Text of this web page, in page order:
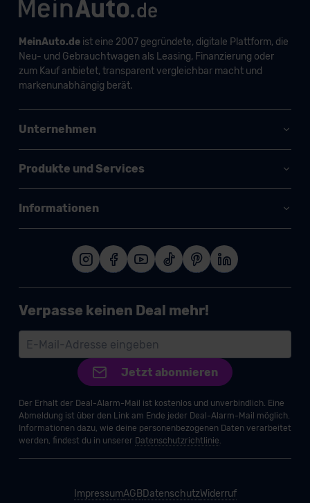
MeinAuto.deist eine 2007 gegründete, digitale Plattform, die
Neu- und Gebrauchtwagen als Leasing, Finanzierung oder
zum Kauf anbietet, transparent vergleichbar macht und
markenunabhängig berät.
Unternehmen
Produkte und Services
Informationen
Verpasse keinen Deal mehr!
Jetzt abonnieren
Der Erhalt der Deal-Alarm-Mail ist kostenlos und unverbindlich. Eine
Abmeldung ist über den Link am Ende jeder Deal-Alarm-Mail möglich.
Informationen dazu, wie deine personenbezogenen Daten verarbeitet
werden, findest du in unserer Datenschutzrichtlinie.
ImpressumAGBDatenschutzWiderruf